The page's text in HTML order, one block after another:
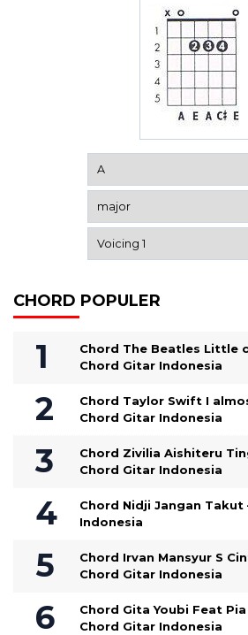
CHORD POPULER
Chord The Beatles Little
Chord Gitar Indonesia
Chord Taylor Swift I
Chord Gitar Indonesia
Chord Zivilia Aishiteru
Chord Gitar Indonesia
Chord Nidji Jangan Takut
Indonesia
Chord Irvan Mansyur S
Chord Gitar Indonesia
Chord Gita Youbi Feat
Chord Gitar Indonesia